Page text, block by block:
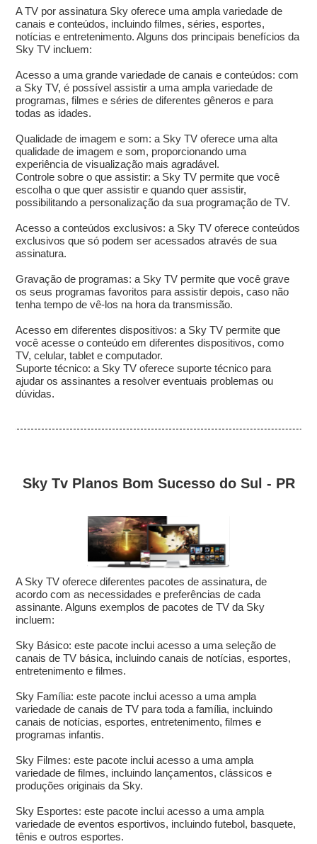
A TV por assinatura Sky oferece uma ampla variedade de
canais e conteúdos, incluindo filmes, séries, esportes,
notícias e entretenimento. Alguns dos principais benefícios da
Sky TV incluem:
Acesso a uma grande variedade de canais e conteúdos: com
a Sky TV, é possível assistir a uma ampla variedade de
programas, filmes e séries de diferentes gêneros e para
todas as idades.
Qualidade de imagem e som: a Sky TV oferece uma alta
qualidade de imagem e som, proporcionando uma
experiência de visualização mais agradável.
Controle sobre o que assistir: a Sky TV permite que você
escolha o que quer assistir e quando quer assistir,
possibilitando a personalização da sua programação de TV.
Acesso a conteúdos exclusivos: a Sky TV oferece conteúdos
exclusivos que só podem ser acessados através de sua
assinatura.
Gravação de programas: a Sky TV permite que você grave
os seus programas favoritos para assistir depois, caso não
tenha tempo de vê-los na hora da transmissão.
Acesso em diferentes dispositivos: a Sky TV permite que
você acesse o conteúdo em diferentes dispositivos, como
TV, celular, tablet e computador.
Suporte técnico: a Sky TV oferece suporte técnico para
ajudar os assinantes a resolver eventuais problemas ou
dúvidas.
Sky Tv Planos Bom Sucesso do Sul - PR
A Sky TV oferece diferentes pacotes de assinatura, de
acordo com as necessidades e preferências de cada
assinante. Alguns exemplos de pacotes de TV da Sky
incluem:
Sky Básico: este pacote inclui acesso a uma seleção de
canais de TV básica, incluindo canais de notícias, esportes,
entretenimento e filmes.
Sky Família: este pacote inclui acesso a uma ampla
variedade de canais de TV para toda a família, incluindo
canais de notícias, esportes, entretenimento, filmes e
programas infantis.
Sky Filmes: este pacote inclui acesso a uma ampla
variedade de filmes, incluindo lançamentos, clássicos e
produções originais da Sky.
Sky Esportes: este pacote inclui acesso a uma ampla
variedade de eventos esportivos, incluindo futebol, basquete,
tênis e outros esportes.